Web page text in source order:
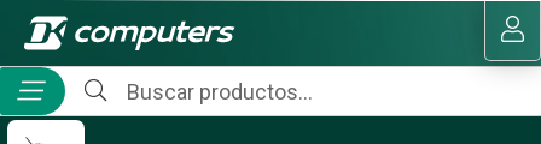
MI COMPRA